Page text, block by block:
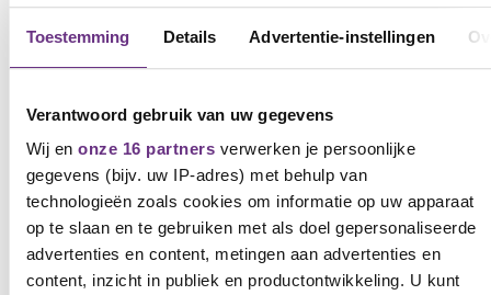
Toestemming Details Advertentie-instellingen
Verantwoord gebruik van uw gegevens
Wij en onze 16 partnersverwerken je persoonlijke
gegevens (bijv. uw IP-adres) met behulp van
technologieën zoals cookies om informatie op uw apparaat
op te slaan en te gebruiken met als doel gepersonaliseerde
advertenties en content, metingen aan advertenties en
content, inzicht in publiek en productontwikkeling. U kunt
Als je actief mee wilt praten of mee wilt denken, dan kan
Niet-leden
Stuur deze nieuwsbrief en enquête gerust door aan
ongeorganiseerde collega’s; zij mogen de enquête
ook invullen. Beter nog, wijs ze op het lidmaatschap
zodat ze volwaardig mee kunnen denken en ook
mogen stemmen over de cao. Zie:Word vandaag